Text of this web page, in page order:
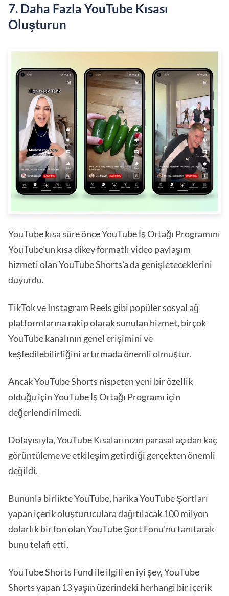
7. Daha Fazla YouTube Kısası
Oluşturun
YouTube kısa süre önce YouTube İş Ortağı Programını
YouTube'un kısa dikey formatlı video paylaşım
hizmeti olan YouTube Shorts'a da genişleteceklerini
duyurdu.
TikTok ve Instagram Reels gibi popüler sosyal ağ
platformlarına rakip olarak sunulan hizmet, birçok
YouTube kanalının genel erişimini ve
keşfedilebilirliğini artırmada önemli olmuştur.
Ancak YouTube Shorts nispeten yeni bir özellik
olduğu için YouTube İş Ortağı Programı için
değerlendirilmedi.
Dolayısıyla, YouTube Kısalarınızın parasal açıdan kaç
görüntüleme ve etkileşim getirdiği gerçekten önemli
değildi.
Bununla birlikte YouTube, harika YouTube Şortları
yapan içerik oluşturuculara dağıtılacak 100 milyon
dolarlık bir fon olan YouTube Şort Fonu'nu tanıtarak
bunu telafi etti.
YouTube Shorts Fund ile ilgili en iyi şey, YouTube
Shorts yapan 13 yaşın üzerindeki herhangi bir içerik